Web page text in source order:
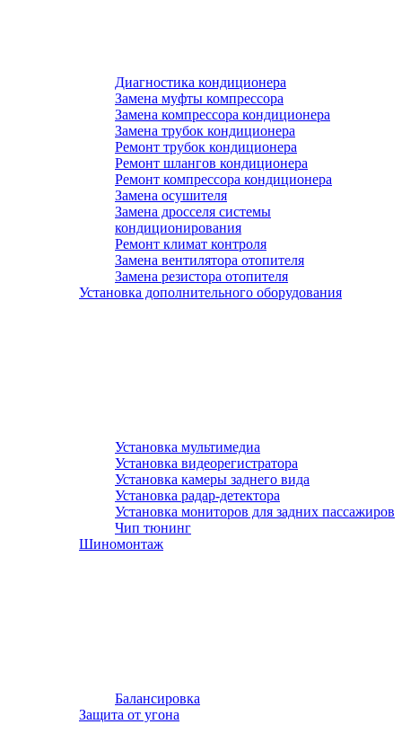
Диагностика кондиционера
Замена муфты компрессора
Замена компрессора кондиционера
Замена трубок кондиционера
Ремонт трубок кондиционера
Ремонт шлангов кондиционера
Ремонт компрессора кондиционера
Замена осушителя
Замена дросселя системы
кондиционирования
Ремонт климат контроля
Замена вентилятора отопителя
Замена резистора отопителя
Установка дополнительного оборудования
Установка мультимедиа
Установка видеорегистратора
Установка камеры заднего вида
Установка радар-детектора
Установка мониторов для задних пассажиров
Чип тюнинг
Шиномонтаж
Балансировка
Защита от угона